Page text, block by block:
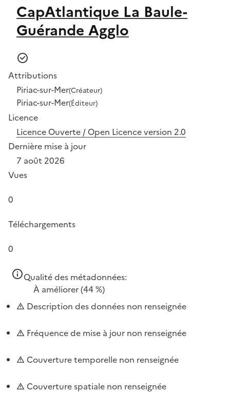
CapAtlantique La Baule-
Guérande Agglo
Attributions
Piriac-sur-Mer(Créateur)
Piriac-sur-Mer(Éditeur)
Licence
Licence Ouverte / Open Licence version 2.0
Dernière mise à jour
7 août 2026
Vues
0
Téléchargements
0
Qualité des métadonnées:
À améliorer(44 %)
Description des données non renseignée
Fréquence de mise à jour non renseignée
Couverture temporelle non renseignée
Couverture spatiale non renseignée